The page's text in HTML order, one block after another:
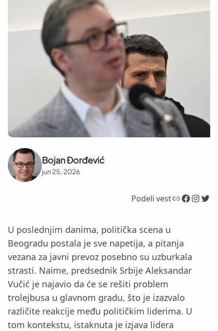
Bojan Đorđević
jun 25, 2026
Podeli vestLink Facebook InstagramTwitter
U poslednjim danima, politička scena u
Beogradu postala je sve napetija, a pitanja
vezana za javni prevoz posebno su uzburkala
strasti. Naime, predsednik Srbije Aleksandar
Vučić je najavio da će se rešiti problem
trolejbusa u glavnom gradu, što je izazvalo
različite reakcije među političkim liderima. U
tom kontekstu, istaknuta je izjava lidera